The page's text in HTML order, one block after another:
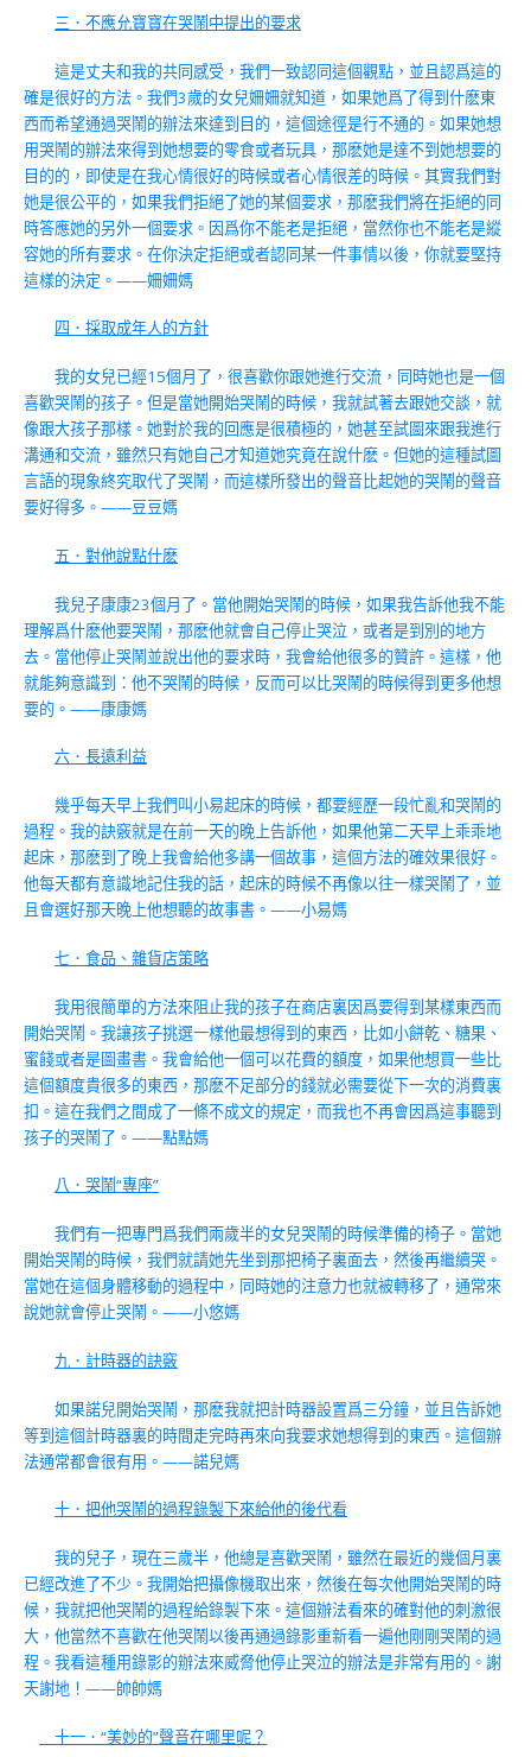
三．不應允寶寶在哭鬧中提出的要求
這是丈夫和我的共同感受，我們一致認同這個觀點，並且認爲這的
確是很好的方法。我們3歲的女兒姍姍就知道，如果她爲了得到什麽東
西而希望通過哭鬧的辦法來達到目的，這個途徑是行不通的。如果她想
用哭鬧的辦法來得到她想要的零食或者玩具，那麽她是達不到她想要的
目的的，即使是在我心情很好的時候或者心情很差的時候。其實我們對
她是很公平的，如果我們拒絕了她的某個要求，那麽我們將在拒絕的同
時答應她的另外一個要求。因爲你不能老是拒絕，當然你也不能老是縱
容她的所有要求。在你決定拒絕或者認同某一件事情以後，你就要堅持
這樣的決定。——姍姍媽
四．採取成年人的方針
我的女兒已經15個月了，很喜歡你跟她進行交流，同時她也是一個
喜歡哭鬧的孩子。但是當她開始哭鬧的時候，我就試著去跟她交談，就
像跟大孩子那樣。她對於我的回應是很積極的，她甚至試圖來跟我進行
溝通和交流，雖然只有她自己才知道她究竟在說什麽。但她的這種試圖
言語的現象終究取代了哭鬧，而這樣所發出的聲音比起她的哭鬧的聲音
要好得多。——豆豆媽
五．對他說點什麽
我兒子康康23個月了。當他開始哭鬧的時候，如果我告訴他我不能
理解爲什麽他要哭鬧，那麽他就會自己停止哭泣，或者是到別的地方
去。當他停止哭鬧並說出他的要求時，我會給他很多的贊許。這樣，他
就能夠意識到：他不哭鬧的時候，反而可以比哭鬧的時候得到更多他想
要的。——康康媽
六．長遠利益
幾乎每天早上我們叫小易起床的時候，都要經歷一段忙亂和哭鬧的
過程。我的訣竅就是在前一天的晚上告訴他，如果他第二天早上乖乖地
起床，那麽到了晚上我會給他多講一個故事，這個方法的確效果很好。
他每天都有意識地記住我的話，起床的時候不再像以往一樣哭鬧了，並
且會選好那天晚上他想聽的故事書。——小易媽
七．食品、雜貨店策略
我用很簡單的方法來阻止我的孩子在商店裏因爲要得到某樣東西而
開始哭鬧。我讓孩子挑選一樣他最想得到的東西，比如小餅乾、糖果、
蜜餞或者是圖畫書。我會給他一個可以花費的額度，如果他想買一些比
這個額度貴很多的東西，那麽不足部分的錢就必需要從下一次的消費裏
扣。這在我們之間成了一條不成文的規定，而我也不再會因爲這事聽到
孩子的哭鬧了。——點點媽
八．哭鬧“專座”
我們有一把專門爲我們兩歲半的女兒哭鬧的時候準備的椅子。當她
開始哭鬧的時候，我們就請她先坐到那把椅子裏面去，然後再繼續哭。
當她在這個身體移動的過程中，同時她的注意力也就被轉移了，通常來
說她就會停止哭鬧。——小悠媽
九．計時器的訣竅
如果諾兒開始哭鬧，那麽我就把計時器設置爲三分鐘，並且告訴她
等到這個計時器裏的時間走完時再來向我要求她想得到的東西。這個辦
法通常都會很有用。——諾兒媽
十．把他哭鬧的過程錄製下來給他的後代看
我的兒子，現在三歲半，他總是喜歡哭鬧，雖然在最近的幾個月裏
已經改進了不少。我開始把攝像機取出來，然後在每次他開始哭鬧的時
候，我就把他哭鬧的過程給錄製下來。這個辦法看來的確對他的刺激很
大，他當然不喜歡在他哭鬧以後再通過錄影重新看一遍他剛剛哭鬧的過
程。我看這種用錄影的辦法來威脅他停止哭泣的辦法是非常有用的。謝
天謝地！——帥帥媽
十一．“美妙的”聲音在哪里呢？